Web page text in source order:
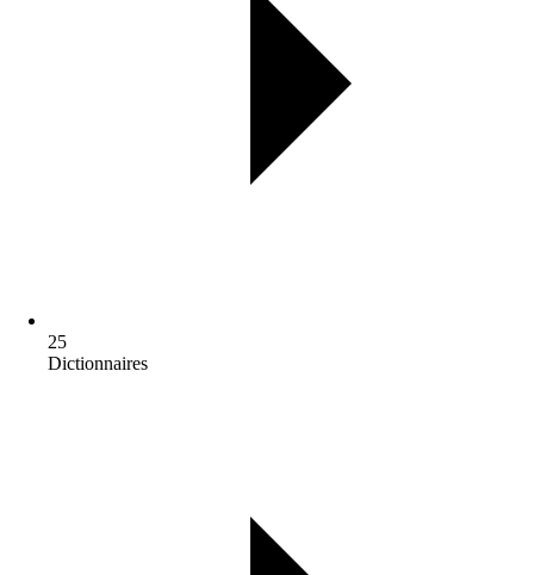
25
Dictionnaires